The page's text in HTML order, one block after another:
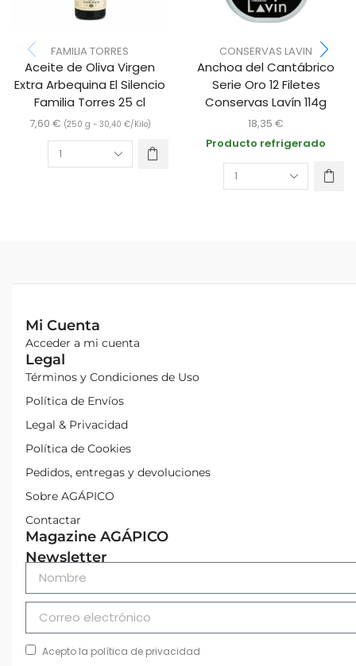
FAMILIA TORRES
Aceite de Oliva Virgen
Extra Arbequina El Silencio
Familia Torres 25 cl
7,60 € (250 g - 30,40 €/Kilo)
CONSERVAS LAVIN
Anchoa del Cantábrico
Serie Oro 12 Filetes
Conservas Lavín 114g
18,35€
Producto refrigerado
Mi Cuenta
Acceder a mi cuenta
Legal
Términos y Condiciones de Uso
Política de Envíos
Legal & Privacidad
Política de Cookies
Pedidos, entregas y devoluciones
Sobre AGÁPICO
Contactar
Magazine AGÁPICO
Newsletter
Acepto la política de privacidad